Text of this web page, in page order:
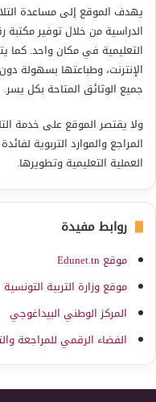
يهدف الموقع إلى مساعدة
الدراسية من خلال توفير مكتبة
التعليمية في مكان واحد. كما
الإنترنت، وطباعتها بسهولة
جميع الوثائق المتاحة بكل يسر.
ولا يقتصر الموقع على خدمة
المراجع والموارد التربوية
العملية التعليمية وتطويرها.
روابط مفيدة
موقع Edunet.tn
موقع وزارة التربية التونسية
المركز الوطني البيداغوجي
الفضاء الرقمي للمراجعة